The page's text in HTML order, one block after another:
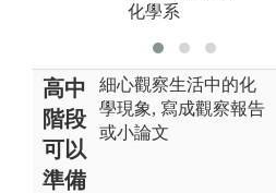
化學系
高中
階段
可以
準備
細心觀察生活中的化
學現象, 寫成觀察報告
或小論文